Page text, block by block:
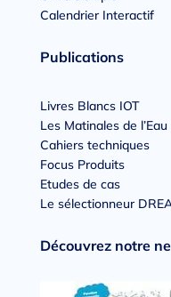
Calendrier Interactif
Publications
Livres Blancs IOT
Les Matinales de l’Eau
Cahiers techniques
Focus Produits
Etudes de cas
Le sélectionneur
Découvrez notre